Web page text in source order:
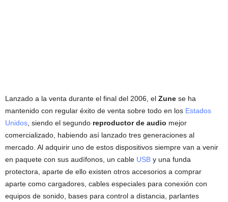
Lanzado a la venta durante el final del 2006, el Zune se ha
mantenido con regular éxito de venta sobre todo en los Estados
Unidos , siendo el segundo reproductor de audio mejor
comercializado, habiendo así lanzado tres generaciones al
mercado. Al adquirir uno de estos dispositivos siempre van a venir
en paquete con sus audífonos, un cable USB y una funda
protectora, aparte de ello existen otros accesorios a comprar
aparte como cargadores, cables especiales para conexión con
equipos de sonido, bases para control a distancia, parlantes